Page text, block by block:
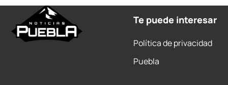
Te puede interesar
Política de privacidad
Puebla